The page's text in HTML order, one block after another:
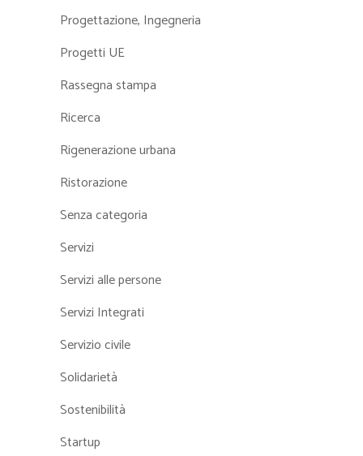
Progettazione, Ingegneria
Progetti UE
Rassegna stampa
Ricerca
Rigenerazione urbana
Ristorazione
Senza categoria
Servizi
Servizi alle persone
Servizi Integrati
Servizio civile
Solidarietà
Sostenibilità
Startup